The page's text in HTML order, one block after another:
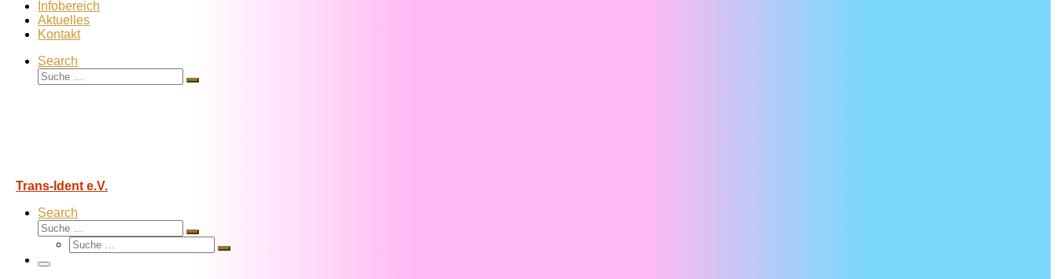
Infobereich
Aktuelles
Kontakt
Search
Suche
Suche
Trans-Ident e.V.
Search
Suche
Suche
Suche
Suche
Menü